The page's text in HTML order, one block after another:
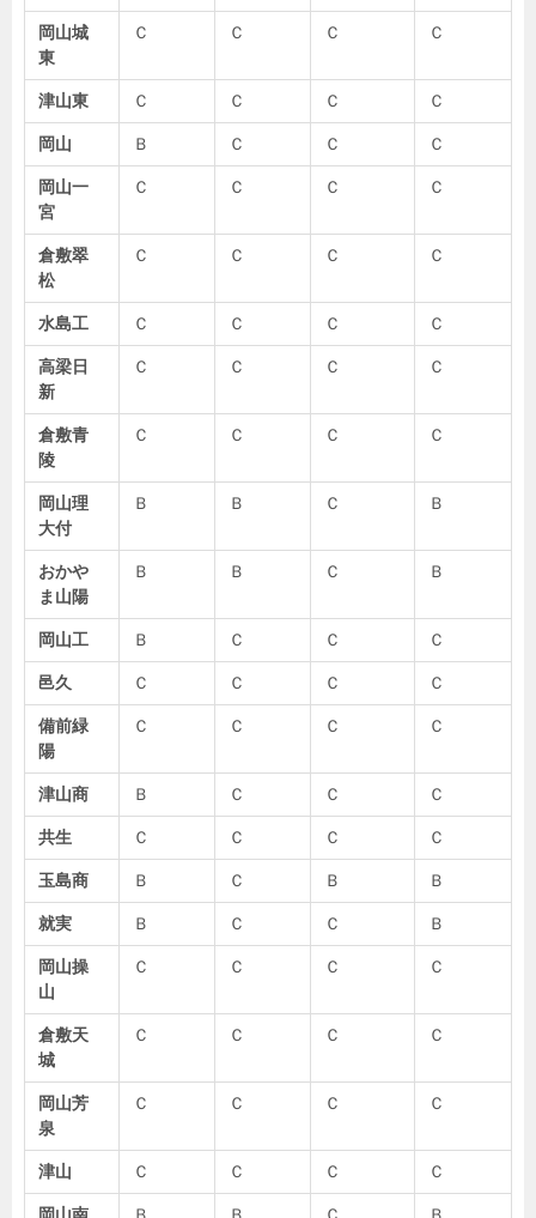
岡山城
東
Ｃ Ｃ Ｃ Ｃ
津山東 Ｃ Ｃ Ｃ Ｃ
岡山 Ｂ Ｃ Ｃ Ｃ
岡山一
宮
Ｃ Ｃ Ｃ Ｃ
倉敷翠
松
Ｃ Ｃ Ｃ Ｃ
水島工 Ｃ Ｃ Ｃ Ｃ
高梁日
新
Ｃ Ｃ Ｃ Ｃ
倉敷青
陵
Ｃ Ｃ Ｃ Ｃ
岡山理
大付
Ｂ Ｂ Ｃ Ｂ
おかや
ま山陽
Ｂ Ｂ Ｃ Ｂ
岡山工 Ｂ Ｃ Ｃ Ｃ
邑久 Ｃ Ｃ Ｃ Ｃ
備前緑
陽
Ｃ Ｃ Ｃ Ｃ
津山商 Ｂ Ｃ Ｃ Ｃ
共生 Ｃ Ｃ Ｃ Ｃ
玉島商 Ｂ Ｃ Ｂ Ｂ
就実 Ｂ Ｃ Ｃ Ｂ
岡山操
山
Ｃ Ｃ Ｃ Ｃ
倉敷天
城
Ｃ Ｃ Ｃ Ｃ
岡山芳
泉
Ｃ Ｃ Ｃ Ｃ
津山 Ｃ Ｃ Ｃ Ｃ
岡山南 Ｂ Ｂ Ｃ Ｂ